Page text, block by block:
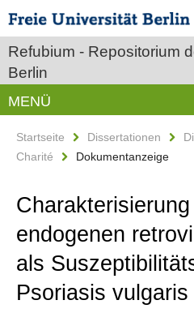
Refubium - Repositorium
Berlin
MENÜ
Startseite Dissertationen
Charité
Dokumentanzeige
endogenen
als
Psoriasis vulgaris